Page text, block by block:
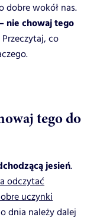
dobre wokół nas.
nie chowaj tego
Przeczytaj, co
tego do
jesień.
odczytać
uczynki
dnia należy dalej